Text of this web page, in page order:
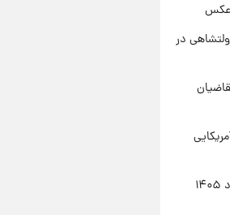
سه
عکس
در
قیمت طلا و سکه امروز جمعه ۱۶ مرداد ۱۴۰۵